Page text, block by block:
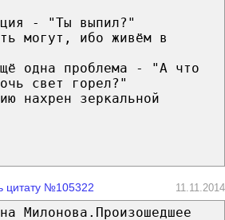
- "Ты выпил?"
могут, ибо живём в
одна проблема - "А что
свет горел?"
нахрен зеркальной
цитату №105322 11.11.2014
Милонова.Произошедшее